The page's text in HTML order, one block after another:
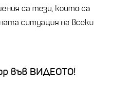
са тези, които са
ситуация на всеки
във ВИДЕОТО!